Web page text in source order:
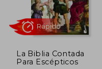
La Biblia Contada
Para Escépticos